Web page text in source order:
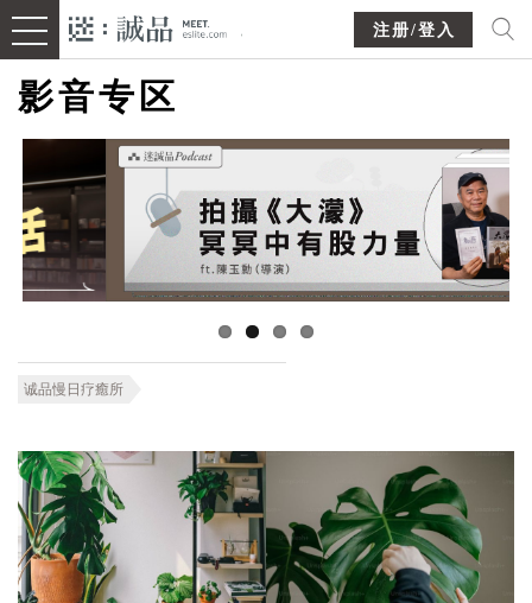
注册/登入
影音专区
诚品慢日疗癒所